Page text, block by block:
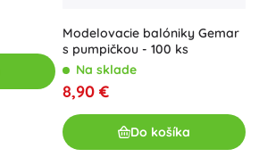
Modelovacie balóniky Gemar
s pumpičkou - 100 ks
Na sklade
8,90 €
Do košíka